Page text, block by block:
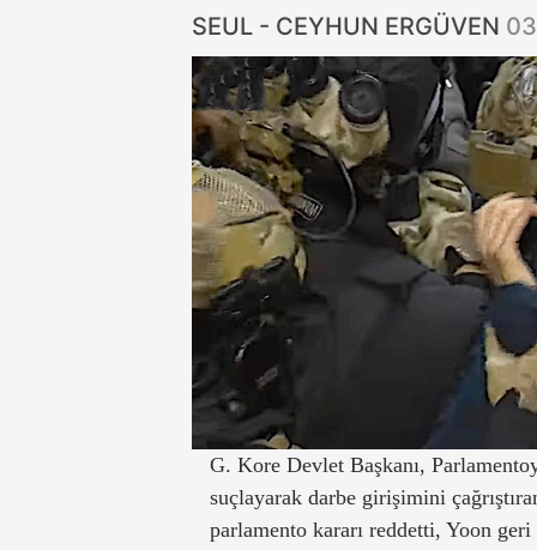
SEUL - CEYHUN ERGÜVEN
G. Kore Devlet Başkanı,
suçlayarak darbe girişimini
parlamento kararı reddetti, Yoon